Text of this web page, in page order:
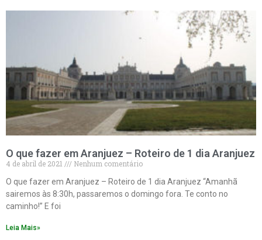
O que fazer em Aranjuez – Roteiro de 1 dia Aranjuez
4 de abril de 2021
Nenhum comentário
O que fazer em Aranjuez – Roteiro de 1 dia Aranjuez “Amanhã
sairemos às 8:30h, passaremos o domingo fora. Te conto no
caminho!” E foi
Leia Mais»